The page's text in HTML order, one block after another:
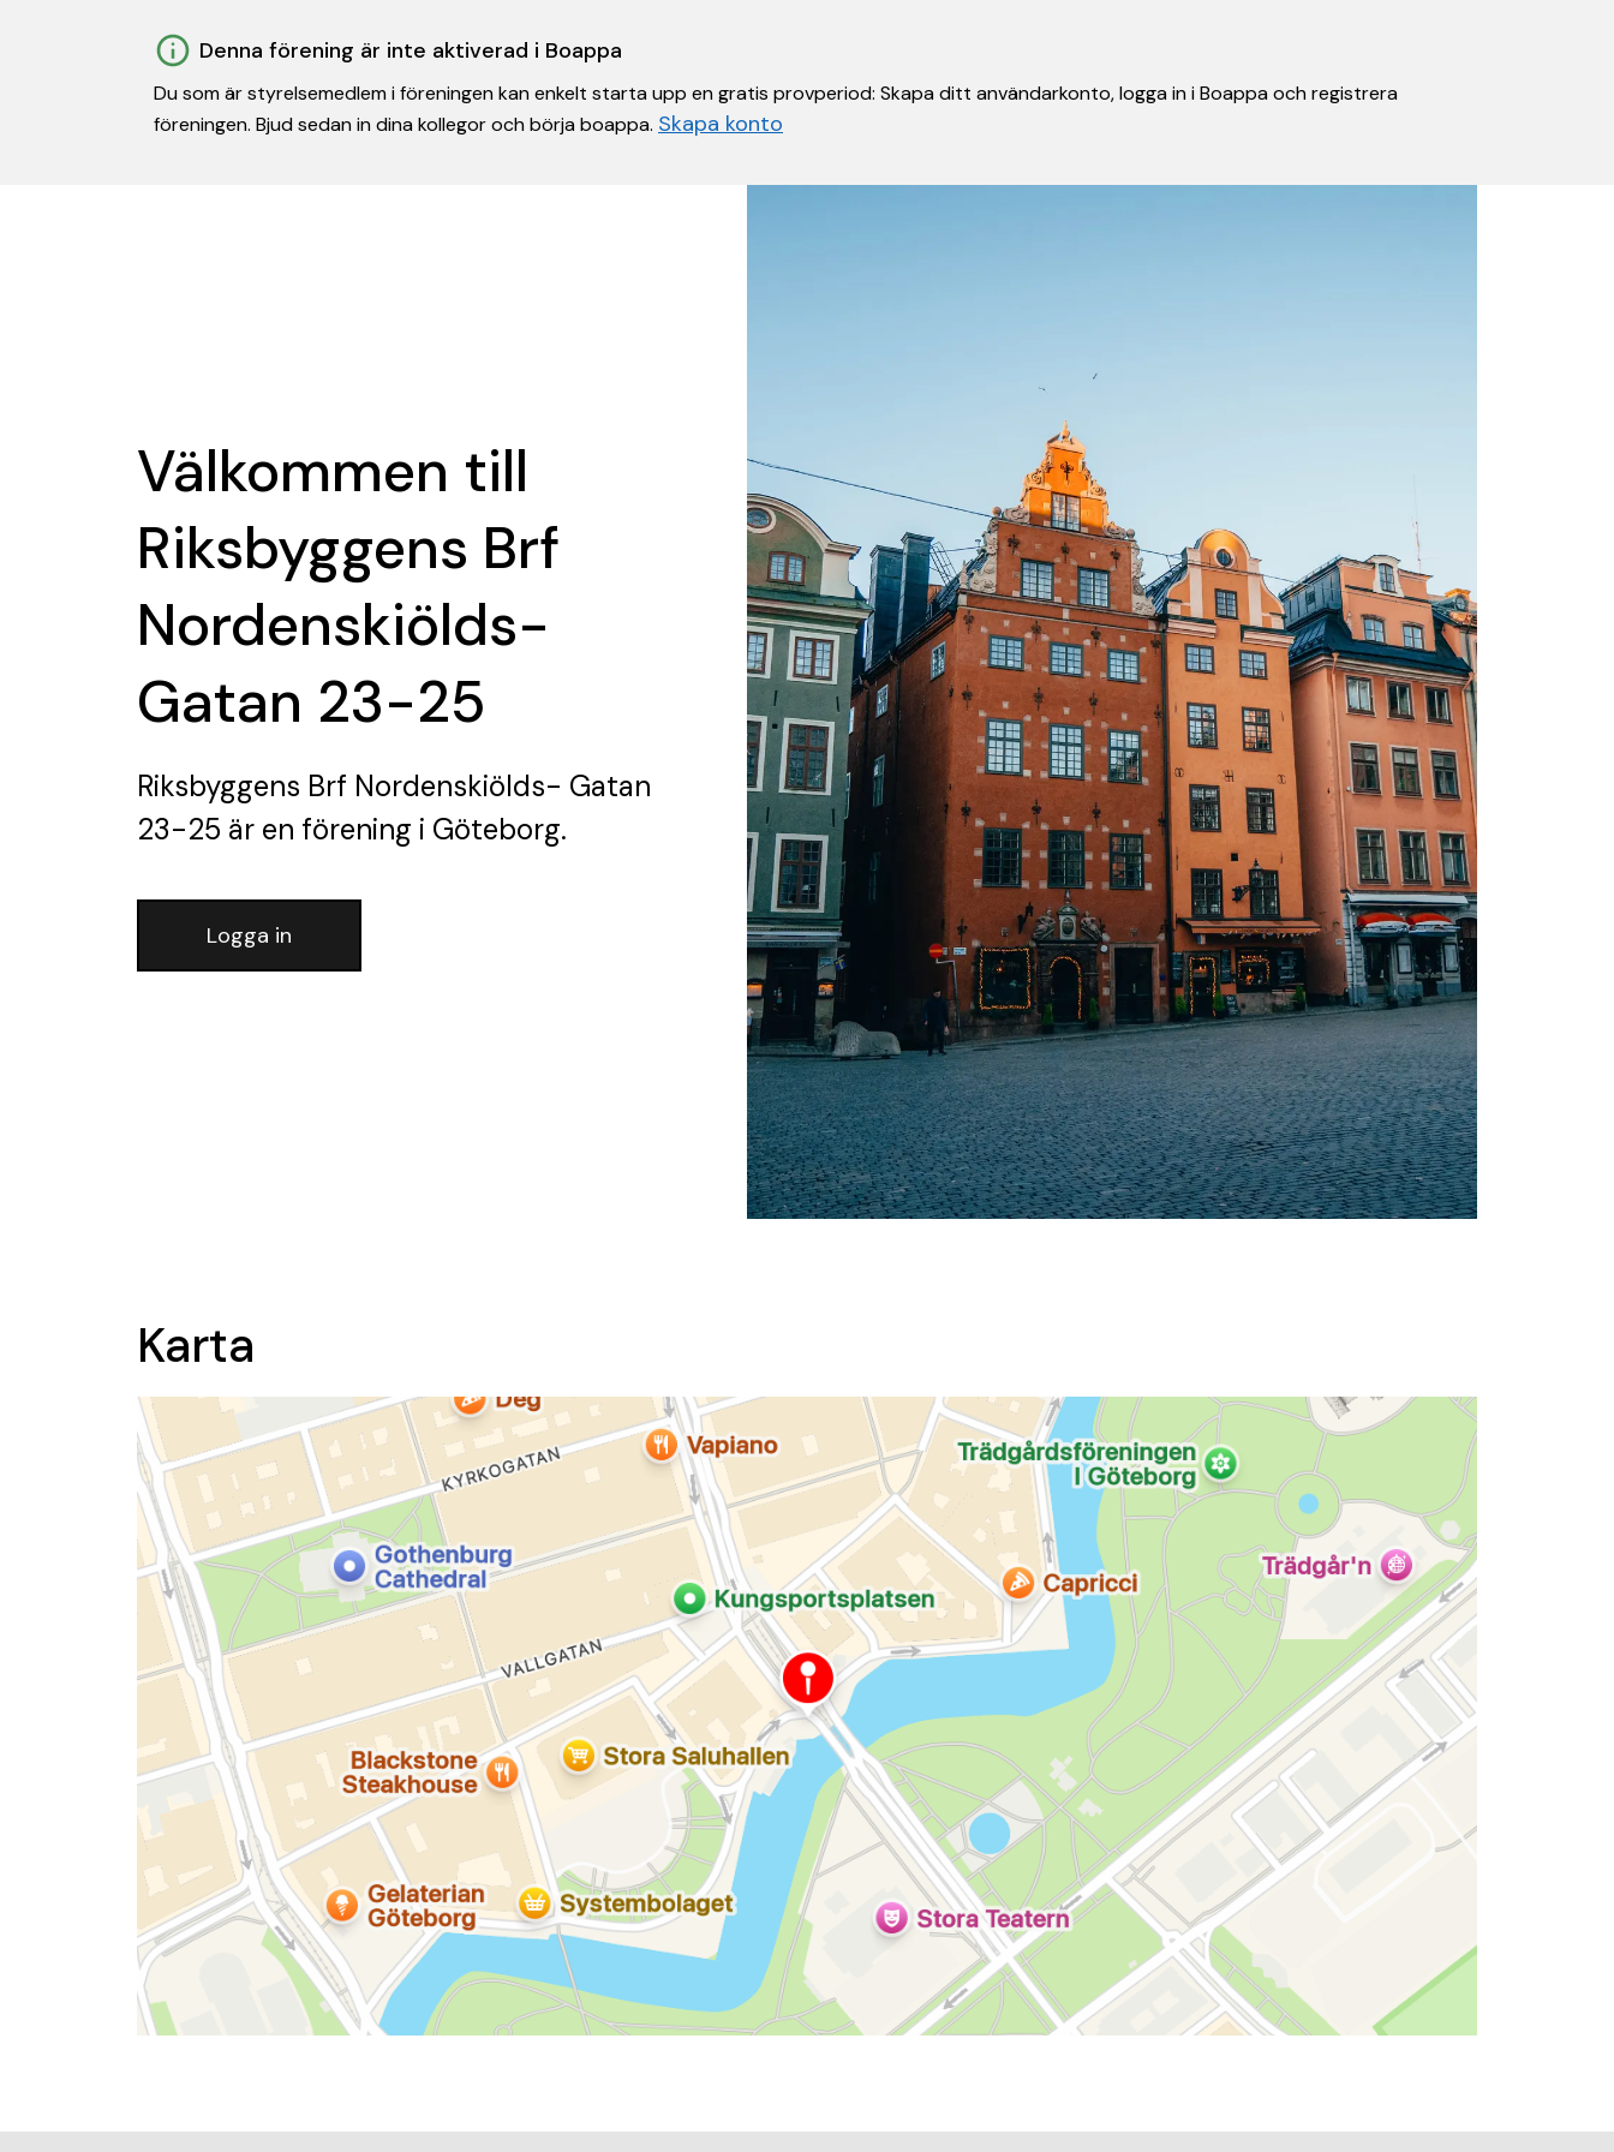
Denna förening är inte aktiverad i Boappa
Du som är styrelsemedlem i föreningen kan enkelt starta upp en gratis provperiod: Skapa ditt användarkonto, logga in i Boappa och registrera
föreningen. Bjud sedan in dina kollegor och börja boappa. Skapa konto
Välkommen till
Riksbyggens Brf
Nordenskiölds-
Gatan 23-25
Riksbyggens Brf Nordenskiölds- Gatan
23-25 är en förening i Göteborg.
Logga in
Karta